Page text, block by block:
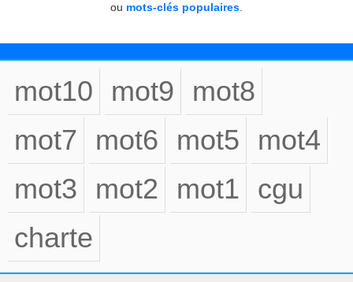
ou mots-clés populaires
mot10 mot9
mot8
mot7
mot6 mot5
mot4
mot3
mot2 mot1
cgu
charte